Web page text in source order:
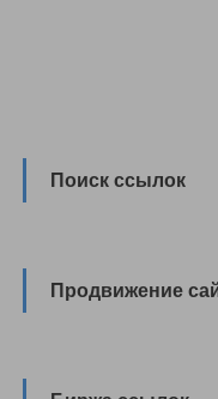
Поиск ссылок
Продвижение